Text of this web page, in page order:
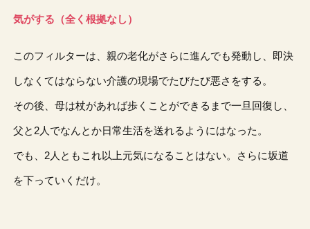
気がする（全く根拠なし）
このフィルターは、親の老化がさらに進んでも発動し、即決
しなくてはならない介護の現場でたびたび悪さをする。
その後、母は杖があれば歩くことができるまで一旦回復し、
父と2人でなんとか日常生活を送れるようにはなった。
でも、2人ともこれ以上元気になることはない。さらに坂道
を下っていくだけ。